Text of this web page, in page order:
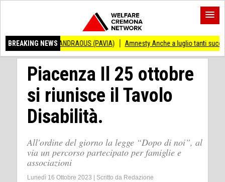
BREAKING NEWS
ANDRAOUS (PAVIA) Amnesty Anche a luglio tanti successi ed
Piacenza Il 25 ottobre
si riunisce il Tavolo
Disabilità.
All'ordine del giorno la legge “Dopo di noi”, al
via un percorso partecipato per famiglie e
associazioni
Lunedì 16 Ottobre 2023 Scritto da Redazione